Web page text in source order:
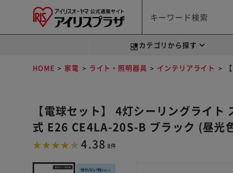
カテゴリから探す
HOME 家電 ライト・照明器具 インテリアライト
【電球セット】 4灯シーリングライ
式 E26 CE4LA-20S-B ブラック (昼光
4.38 8件